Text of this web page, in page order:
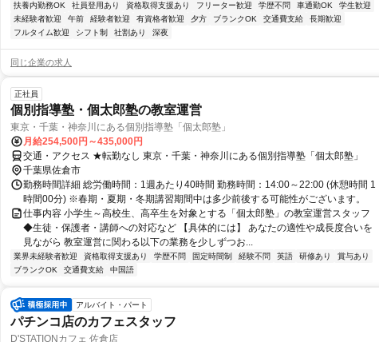
扶養内勤務OK 社員登用あり 資格取得支援あり フリーター歓迎 学歴不問 車通勤OK
学生歓迎
未経験者歓迎
午前 経験者歓迎 有資格者歓迎 夕方 ブランクOK 交通費支給
長期歓迎
フルタイム歓迎
シフト制 社割あり 深夜
同じ企業の求人
正社員
個別指導塾・個太郎塾の教室運営
東京・千葉・神奈川にある個別指導塾「個太郎塾」
月給254,500円～435,000円
交通・アクセス ★転勤なし 東京・千葉・神奈川にある個別指導塾「個太郎塾」
千葉県佐倉市
勤務時間詳細 総労働時間：1週あたり40時間 勤務時間：14:00～22:00 (休憩時間 1
時間00分) ※春期・夏期・冬期講習期間中は多少前後する可能性がございます。
仕事内容 小学生～高校生、高卒生を対象とする「個太郎塾」の教室運営スタッフ
◆生徒・保護者・講師への対応など 【具体的には】 あなたの適性や成長度合いを
見ながら 教室運営に関わる以下の業務を少しずつお...
業界未経験者歓迎 資格取得支援あり 学歴不問 固定時間制 経験不問 英語 研修あり
賞与あり
ブランクOK
交通費支給 中国語
アルバイト・パート
パチンコ店のカフェスタッフ
D'STATIONカフェ 佐倉店